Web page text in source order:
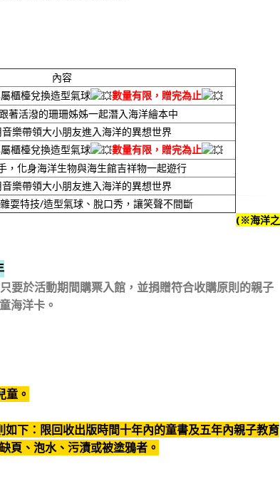
內容
櫃檯兌換造型氣球
數量有限，贈完為止
著活潑的珊珊姊姊一起潛入海洋繪本中
樂帶領大小朋友進入海洋的異想世界
櫃檯兌換造型氣球
數量有限，贈完為止
，化身海洋生物與海生館吉祥物一起遊行
樂帶領大小朋友進入海洋的異想世界
耍特技/造型氣球、脫口秀，讓笑聲不間斷
(※海洋之
要於活動期間購票入館，並捐贈符合收購原則的親子
海洋卡。
童。
下：限回收出版時間十年內的童書及五年內親子教育
頁、泡水、污漬或被塗鴉者。